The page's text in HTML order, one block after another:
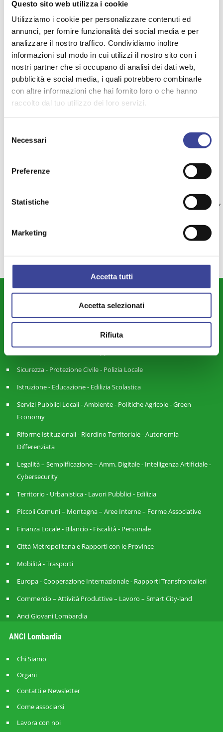
Questo sito web utilizza i cookie
Utilizziamo i cookie per personalizzare contenuti ed
annunci, per fornire funzionalità dei social media e per
analizzare il nostro traffico. Condividiamo inoltre
informazioni sul modo in cui utilizzi il nostro sito con i
nostri partner che si occupano di analisi dei dati web,
pubblicità e social media, i quali potrebbero combinarle
con altre informazioni che hai fornito loro o che hanno
raccolto dal tuo utilizzo dei loro servizi.
delNecessari
Preferenze
Statistiche
Marketing
Accetta tutti
Accetta selezionati
Rifiuta
auspicato.
“Anci ha dato vita ad un evento importante guidato dalla
passione e dall’entusiasmo del presidente Decaro”, ha
affermato il presidente del consiglio nazionale Anci Enzo
Bianco introducendo l’intervento del Commissario
europeo per gli affari economici e monetari. Di Paolo
Gentiloni ha ricordato “il percorso politico, la serietà
dell’operato in un momento delicato per gli enti locali
come il 1993 quando fu introdotta l’elezione diretta del
sindaco e infine rimarcando l’importanza del ruolo
MANIFESTAZIONE OLIMPIADI ,
EMERGENZA
DIPARTIMENTI
Attività Istituzionale ANCI Lombardia
Cultura - Turismo - Sport - Politiche Giovanili
Sicurezza - Protezione Civile - Polizia Locale
Istruzione - Educazione - Edilizia Scolastica
Servizi Pubblici Locali - Ambiente - Politiche Agricole - Green
Economy
Riforme Istituzionali - Riordino Territoriale - Autonomia
Differenziata
Legalità – Semplificazione – Amm. Digitale - Intelligenza Artificiale -
Cybersecurity
Territorio - Urbanistica - Lavori Pubblici - Edilizia
Piccoli Comuni – Montagna – Aree Interne – Forme Associative
Finanza Locale - Bilancio - Fiscalità - Personale
Città Metropolitana e Rapporti con le Province
Mobilità - Trasporti
Europa - Cooperazione Internazionale - Rapporti Transfrontalieri
Commercio – Attività Produttive – Lavoro – Smart City-land
Anci Giovani Lombardia
ANCI Lombardia
Chi Siamo
Organi
Contatti e Newsletter
Come associarsi
Lavora con noi